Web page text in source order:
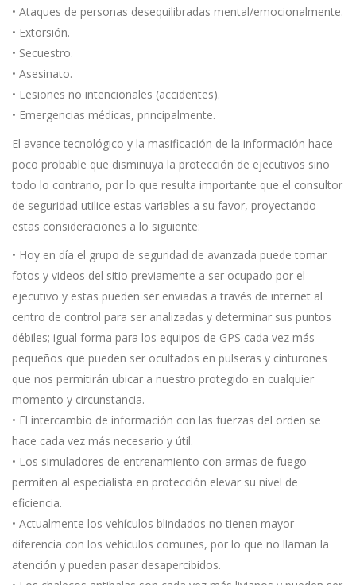
• Ataques de personas desequilibradas mental/emocionalmente.
• Extorsión.
• Secuestro.
• Asesinato.
• Lesiones no intencionales (accidentes).
• Emergencias médicas, principalmente.
El avance tecnológico y la masificación de la información hace
poco probable que disminuya la protección de ejecutivos sino
todo lo contrario, por lo que resulta importante que el consultor
de seguridad utilice estas variables a su favor, proyectando
estas consideraciones a lo siguiente:
• Hoy en día el grupo de seguridad de avanzada puede tomar
fotos y videos del sitio previamente a ser ocupado por el
ejecutivo y estas pueden ser enviadas a través de internet al
centro de control para ser analizadas y determinar sus puntos
débiles; igual forma para los equipos de GPS cada vez más
pequeños que pueden ser ocultados en pulseras y cinturones
que nos permitirán ubicar a nuestro protegido en cualquier
momento y circunstancia.
• El intercambio de información con las fuerzas del orden se
hace cada vez más necesario y útil.
• Los simuladores de entrenamiento con armas de fuego
permiten al especialista en protección elevar su nivel de
eficiencia.
• Actualmente los vehículos blindados no tienen mayor
diferencia con los vehículos comunes, por lo que no llaman la
atención y pueden pasar desapercibidos.